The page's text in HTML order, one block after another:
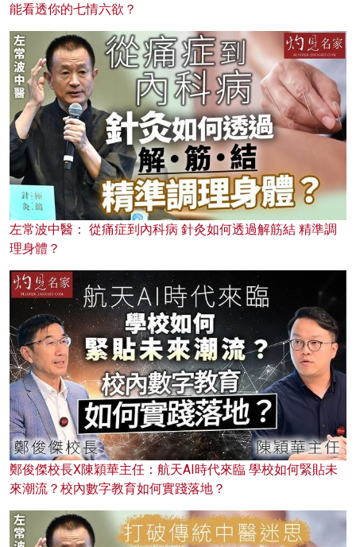
能看透你的七情六欲？
左常波中醫： 從痛症到內科病 針灸如何透過解筋結 精準調
理身體？
鄭俊傑校長X陳穎華主任：航天AI時代來臨 學校如何緊貼未
來潮流？校內數字教育如何實踐落地？